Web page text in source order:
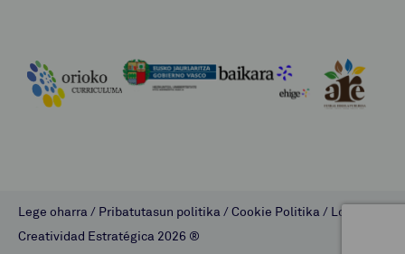
Lege oharra/ Pribatutasun politika/Cookie Politika/ Lombok
Creatividad Estratégica 2026 ®